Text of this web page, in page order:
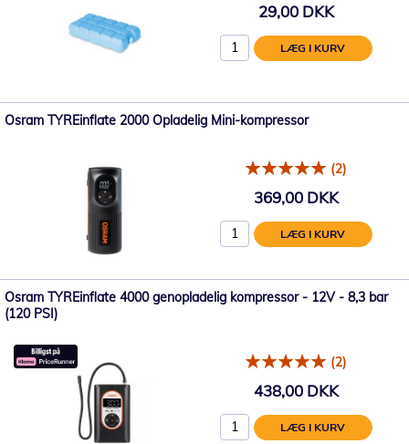
29,00 DKK
LÆG I KURV
Osram TYREinflate 2000 Opladelig Mini-kompressor
(2)
369,00 DKK
LÆG I KURV
Osram TYREinflate 4000 genopladelig kompressor - 12V - 8,3 bar
(120 PSI)
(2)
438,00 DKK
LÆG I KURV